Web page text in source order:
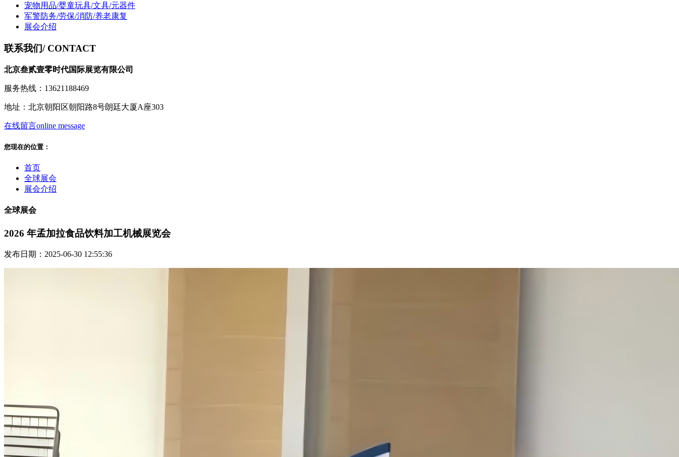
宠物用品/婴童玩具/文具/元器件
军警防务/劳保/消防/养老康复
展会介绍
联系我们/ CONTACT
北京叁贰壹零时代国际展览有限公司
服务热线：13621188469
地址：北京朝阳区朝阳路8号朗廷大厦A座303
在线留言online message
您现在的位置：
首页
全球展会
展会介绍
全球展会
2026 年孟加拉食品饮料加工机械展览会
发布日期：2025-06-30 12:55:36